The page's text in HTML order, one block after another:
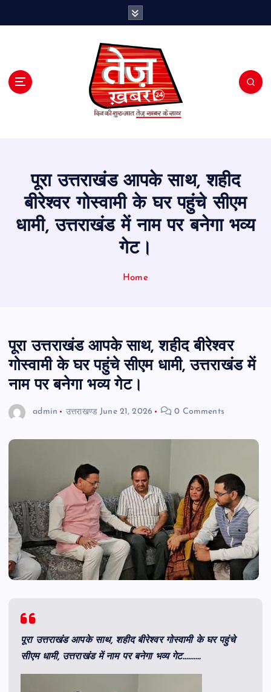
पूरा उत्तराखंड आपके साथ, शहीद
बीरेश्वर गोस्वामी के घर पहुंचे सीएम
धामी, उत्तराखंड में नाम पर बनेगा भव्य
गेट।
Home
पूरा उत्तराखंड आपके साथ, शहीद बीरेश्वर
गोस्वामी के घर पहुंचे सीएम धामी, उत्तराखंड में
नाम पर बनेगा भव्य गेट।
admin उत्तराखण्ड June 21, 2026 0 Comments
पूरा उत्तराखंड आपके साथ, शहीद बीरेश्वर गोस्वामी के घर पहुंचे
सीएम धामी, उत्तराखंड में नाम पर बनेगा भव्य गेट……….